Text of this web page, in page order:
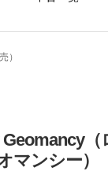
）
（
マンシー）